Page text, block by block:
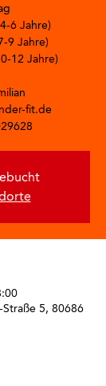
6 Jahre)
9 Jahre)
12 Jahre)
fit.de
5, 80686